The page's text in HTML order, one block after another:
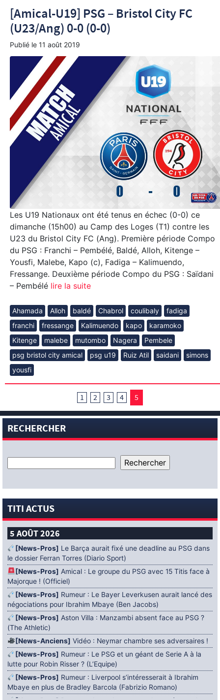
[Amical-U19] PSG – Bristol City FC
(U23/Ang) 0-0 (0-0)
Publié le 11 août 2019
Les U19 Nationaux ont été tenus en échec (0-0) ce
dimanche (15h00) au Camp des Loges (T1) contre les
U23 du Bristol City FC (Ang). Première période Compo
du PSG : Franchi – Pembélé, Baldé, Alloh, Kitenge –
Yousfi, Malebe, Kapo (c), Fadiga – Kalimuendo,
Fressange. Deuxième période Compo du PSG : Saïdani
– Pembélé lire la suite
Ahamada Alloh baldé Chabrol coulibaly
fadiga
franchi
fressange Kalimuendo kapo
karamoko
Kitenge
malebe mutombo Nagera
Pembele
psg bristol city amical
psg u19 Ruiz Atil saidani
simons
yousfi
1 2 3 4 5
RECHERCHER
TITI ACTUS
5 AOÛT 2026
[News-Pros] Le Barça aurait fixé une deadline au PSG dans
le dossier Ferran Torres (Diario Sport)
[News-Pros] Amical : Le groupe du PSG avec 15 Titis face à
Majorque ! (Officiel)
[News-Pros] Rumeur : Le Bayer Leverkusen aurait lancé des
négociations pour Ibrahim Mbaye (Ben Jacobs)
[News-Pros] Aston Villa : Manzambi absent face au PSG ?
(The Athletic)
[News-Anciens] Vidéo : Neymar chambre ses adversaires !
[News-Pros] Rumeur : Le PSG et un géant de Serie A à la
lutte pour Robin Risser ? (L’Equipe)
[News-Pros] Rumeur : Liverpool s’intéresserait à Ibrahim
Mbaye en plus de Bradley Barcola (Fabrizio Romano)